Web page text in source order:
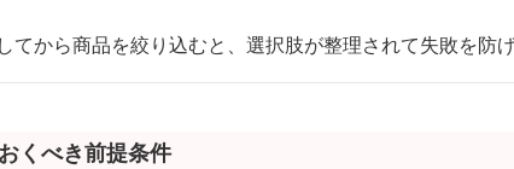
てから商品を絞り込むと、選択肢が整理されて失敗を防げ
くべき前提条件